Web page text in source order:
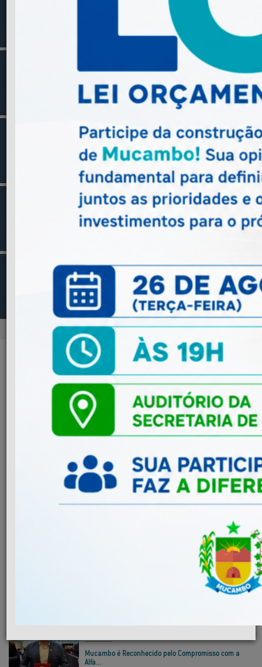
ADMINISTRAÇÃO
Mudança na Emissão de NFS-e
Previous Next
Convite 1ª Conferência Municipal das Cidades...
Mucambo é Reconhecido pelo Compromisso com a
Alfa...